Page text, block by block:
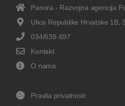
Panora - Razvojna agencija
Ulica Republike Hrvatske 1B,
034/638-697
Kontakt
O nama
Pravila privatnosti